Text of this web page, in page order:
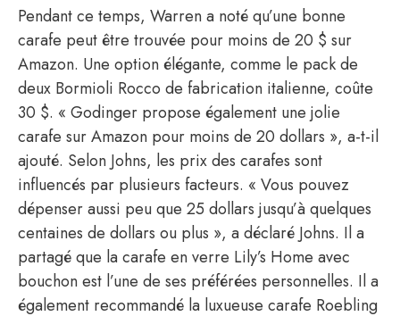
Pendant ce temps, Warren a noté qu’une bonne
carafe peut être trouvée pour moins de 20 $ sur
Amazon. Une option élégante, comme le pack de
deux Bormioli Rocco de fabrication italienne, coûte
30 $. « Godinger propose également une jolie
carafe sur Amazon pour moins de 20 dollars », a-t-il
ajouté. Selon Johns, les prix des carafes sont
influencés par plusieurs facteurs. « Vous pouvez
dépenser aussi peu que 25 dollars jusqu’à quelques
centaines de dollars ou plus », a déclaré Johns. Il a
partagé que la carafe en verre Lily’s Home avec
bouchon est l’une de ses préférées personnelles. Il a
également recommandé la luxueuse carafe Roebling